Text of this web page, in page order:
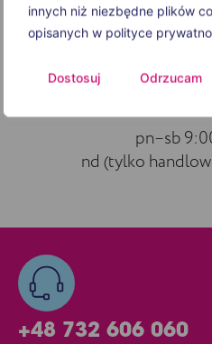
innych niż niezbędne plików
opisanych w polityce
Dostosuj Odrzucam
pn–sb
nd (tylko
+48 732 606 060